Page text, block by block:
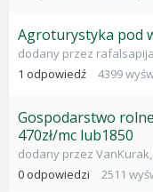
Agroturystyka pod
dodany przez
1 odpowiedź 4399
Gospodarstwo
470zł/mc lub1850
dodany przez VanKurak,
0 odpowiedzi 2511